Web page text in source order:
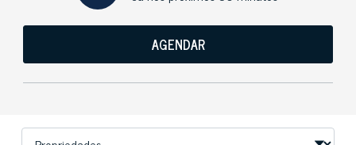
AGENDAR